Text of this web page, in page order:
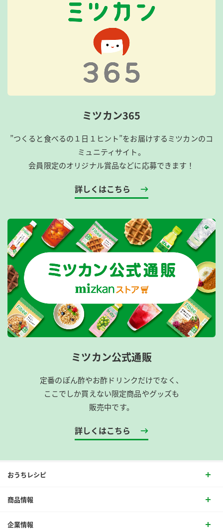
ミツカン365
”つくると食べるの１日１ヒント”をお届けするミツカンのコ
ミュニティサイト。
会員限定のオリジナル賞品などに応募できます！
詳しくはこちら
ミツカン公式通販
定番のぽん酢やお酢ドリンクだけでなく、
ここでしか買えない限定商品やグッズも
販売中です。
詳しくはこちら
おうちレシピ
商品情報
企業情報